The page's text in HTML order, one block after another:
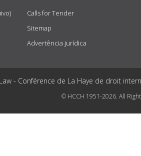
Calls for Tender
Sitemap
Advertência jurídica
- Conférence de La Haye de droit
© HCCH 1951-2026. All